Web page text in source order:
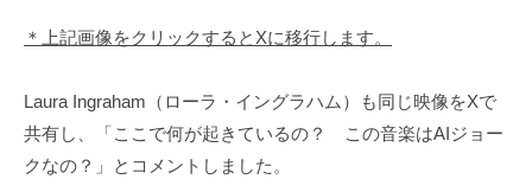
＊上記画像をクリックするとXに移行します。
Laura Ingraham（ローラ・イングラハム）も同じ映像をXで
共有し、「ここで何が起きているの？ この音楽はAIジョー
クなの？」とコメントしました。